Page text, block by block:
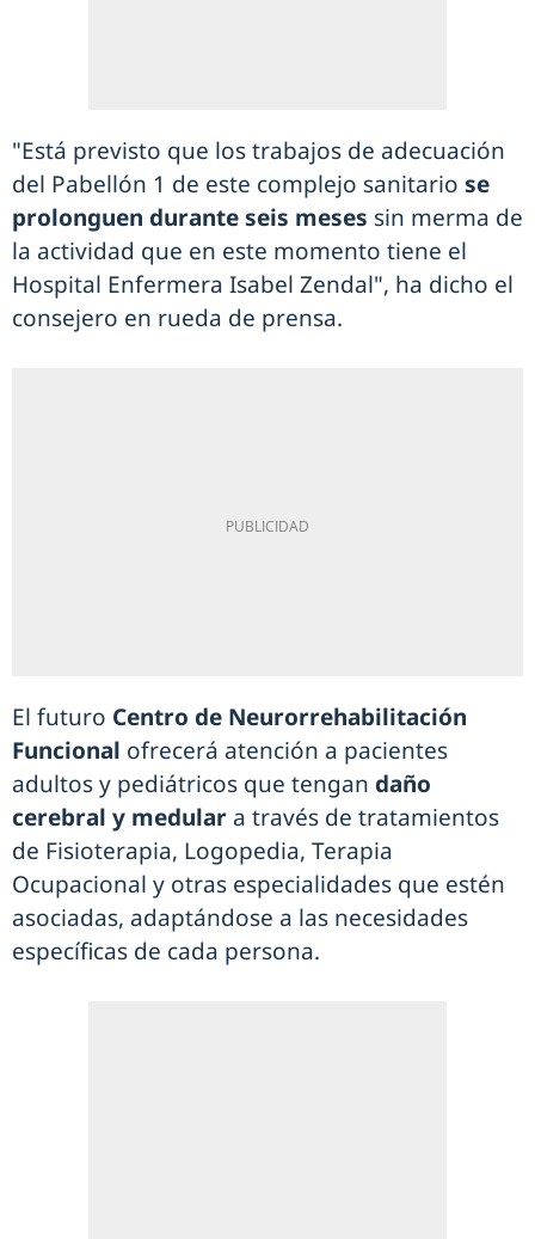
"Está previsto que los trabajos de adecuación
del Pabellón 1 de este complejo sanitario se
prolonguen durante seis meses sin merma de
la actividad que en este momento tiene el
Hospital Enfermera Isabel Zendal", ha dicho el
consejero en rueda de prensa.
El futuro Centro de Neurorrehabilitación
Funcional ofrecerá atención a pacientes
adultos y pediátricos que tengan daño
cerebral y medular a través de tratamientos
de Fisioterapia, Logopedia, Terapia
Ocupacional y otras especialidades que estén
asociadas, adaptándose a las necesidades
específicas de cada persona.